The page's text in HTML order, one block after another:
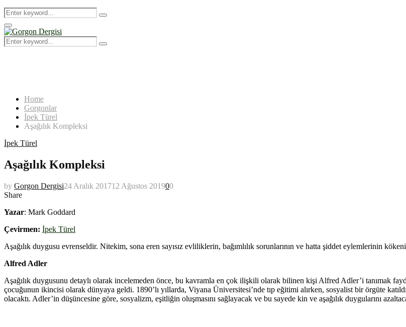
Search
for:
Search
Primary
Menu
Search
for:
Search
Home
Gorgonlar
İpek Türel
Aşağılık Kompleksi
İpek Türel
Aşağılık Kompleksi
by Gorgon Dergisi24 Aralık 201712 Ağustos 201900
Share
Yazar: Mark Goddard
Çevirmen: İpek Türel
Aşağılık duygusu evrenseldir. Nitekim, sona eren sayısız evliliklerin, bağımlılık sorunlarının ve hatta şiddet eylemlerinin
Alfred Adler
Aşağılık duygusunu detaylı olarak incelemeden önce, bu kavramla en çok ilişkili olarak bilinen kişi Alfred Adler’i tanımak
çocuğunun ikincisi olarak dünyaya geldi. 1890’lı yıllarda, Viyana Üniversitesi’nde tıp eğitimi alırken, sosyalist bir örgüte
olacaktı. Adler’in düşüncesine göre, sosyalizm, eşitliğin oluşmasını sağlayacak ve bu sayede kin ve aşağılık duygularını